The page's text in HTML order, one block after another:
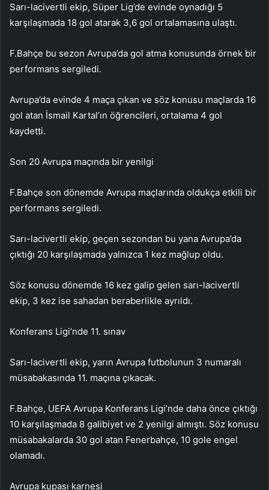
Sarı-lacivertli ekip, Süper Lig’de evinde oynadığı 5
karşılaşmada 18 gol atarak 3,6 gol ortalamasına ulaştı.
F.Bahçe bu sezon Avrupa’da gol atma konusunda örnek bir
performans sergiledi.
Avrupa’da evinde 4 maça çıkan ve söz konusu maçlarda 16
gol atan İsmail Kartal’ın öğrencileri, ortalama 4 gol
kaydetti.
Son 20 Avrupa maçında bir yenilgi
F.Bahçe son dönemde Avrupa maçlarında oldukça etkili bir
performans sergiledi.
Sarı-lacivertli ekip, geçen sezondan bu yana Avrupa’da
çıktığı 20 karşılaşmada yalnızca 1 kez mağlup oldu.
Söz konusu dönemde 16 kez galip gelen sarı-lacivertli
ekip, 3 kez ise sahadan beraberlikle ayrıldı.
Konferans Ligi’nde 11. sınav
Sarı-lacivertli ekip, yarın Avrupa futbolunun 3 numaralı
müsabakasında 11. maçına çıkacak.
F.Bahçe, UEFA Avrupa Konferans Ligi’nde daha önce çıktığı
10 karşılaşmada 8 galibiyet ve 2 yenilgi almıştı. Söz konusu
müsabakalarda 30 gol atan Fenerbahçe, 10 gole engel
olamadı.
Avrupa kupası karnesi